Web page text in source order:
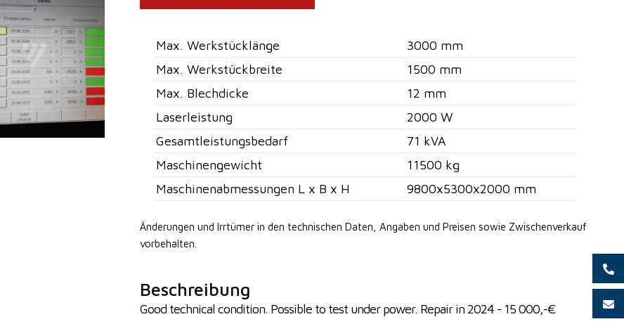
Max. Werkstücklänge
3000 mm
Max. Werkstückbreite
1500 mm
Max. Blechdicke
12 mm
Laserleistung
2000 W
Gesamtleistungsbedarf
71 kVA
Maschinengewicht
11500 kg
Maschinenabmessungen L x B x H
9800x5300x2000 mm
Änderungen und Irrtümer in den technischen Daten, Angaben und Preisen sowie Zwischenverkauf
vorbehalten.
Beschreibung
Good technical condition. Possible to test under power. Repair in 2024 - 15 000,-€